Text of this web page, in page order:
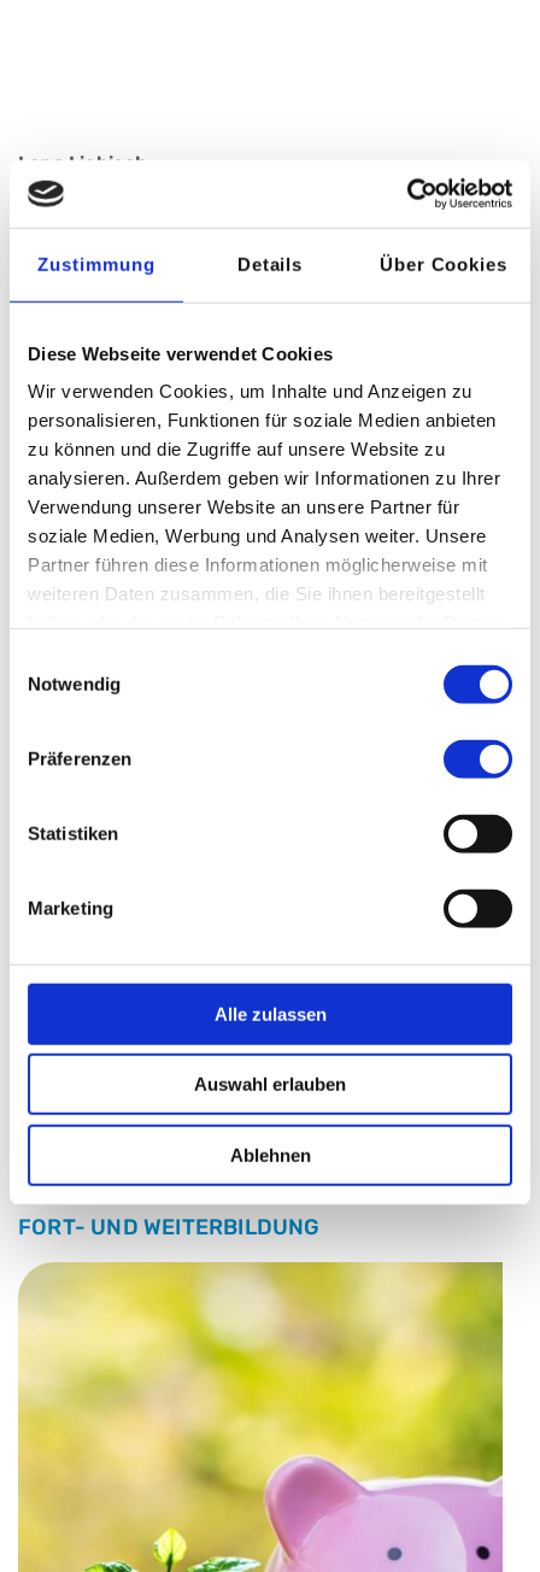
Zustimmung Details Über Cookies
Diese Webseite verwendet Cookies
Wir verwenden Cookies, um Inhalte und Anzeigen zu
personalisieren, Funktionen für soziale Medien anbieten
zu können und die Zugriffe auf unsere Website zu
analysieren. Außerdem geben wir Informationen zu Ihrer
Verwendung unserer Website an unsere Partner für
soziale Medien, Werbung und Analysen weiter. Unsere
Partner führen diese Informationen möglicherweise mit
weiteren Daten zusammen, die Sie ihnen bereitgestellt
Notwendig
Präferenzen
Statistiken
Marketing
Alle zulassen
Auswahl erlauben
Ablehnen
Lena Liebisch
DIREKT ZUR KURZBEWERBUNG
EINFACH MEHR FÜR SIE DRIN
Benefits für
Beschäftigte
1
FORT- UND WEITERBILDUNG